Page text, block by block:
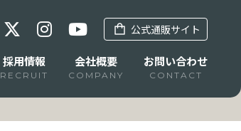
公式通販サイト
採用情報
RECRUIT
会社概要
COMPANY
お問い合わせ
CONTACT